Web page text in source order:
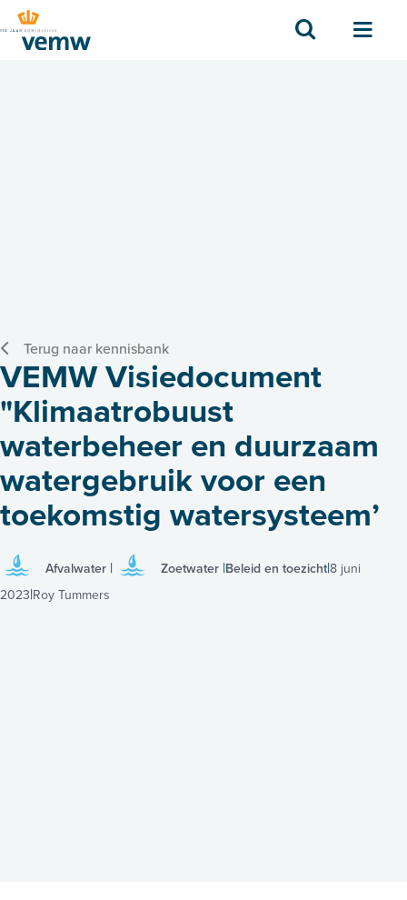
Zoek
Terug naar kennisbank
VEMW Visiedocument
"Klimaatrobuust
waterbeheer en duurzaam
watergebruik voor een
toekomstig watersysteem’
Afvalwater Zoetwater Beleid en toezicht8 juni
2023 Roy Tummers